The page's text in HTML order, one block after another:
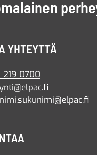
YHTEYTTÄ
219 0700